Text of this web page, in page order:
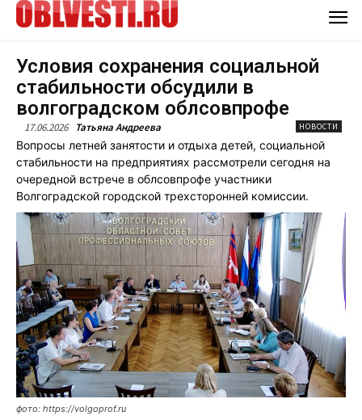
Условия сохранения социальной
стабильности обсудили в
волгоградском облсовпрофе
17.06.2026 Татьяна Андреева НОВОСТИ
Вопросы летней занятости и отдыха детей, социальной
стабильности на предприятиях рассмотрели сегодня на
очередной встрече в облсовпрофе участники
Волгоградской городской трехсторонней комиссии.
фото: https://volgoprof.ru